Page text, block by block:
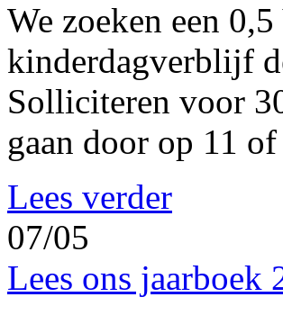
We zoeken een
kinderdagverblijf
Solliciteren voor
gaan door op 11
Lees verder
07/05
Lees ons jaarboek